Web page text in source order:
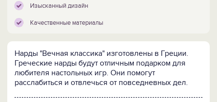
Изысканный дизайн
Качественные материалы
Нарды "Вечная классика" изготовлены в Греции.
Греческие нарды будут отличным подарком для
любителя настольных игр. Они помогут
расслабиться и отвлечься от повседневных дел.